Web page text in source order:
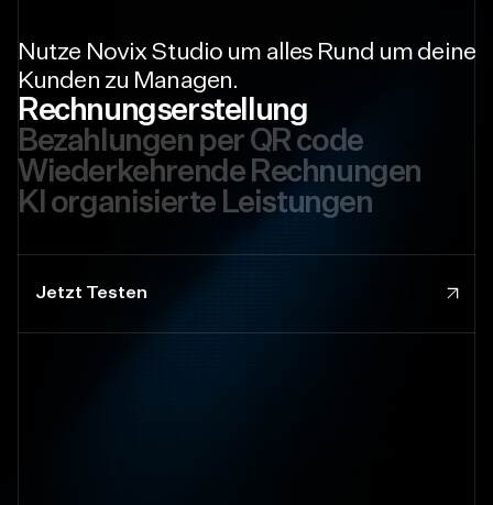
Nutze Novix Studio um alles Rund um deine
Kunden zu Managen.
Rechnungserstellung
Bezahlungen per QR code
Wiederkehrende Rechnungen
KI organisierte Leistungen
Jetzt Testen